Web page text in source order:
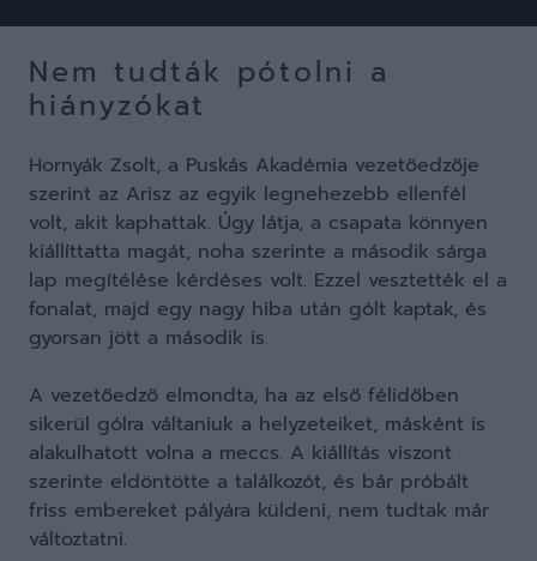
Nem tudták pótolni a
hiányzókat
Hornyák Zsolt, a Puskás Akadémia vezetőedzője
szerint az Arisz az egyik legnehezebb ellenfél
volt, akit kaphattak. Úgy látja, a csapata könnyen
kiállíttatta magát, noha szerinte a második sárga
lap megítélése kérdéses volt. Ezzel vesztették el a
fonalat, majd egy nagy hiba után gólt kaptak, és
gyorsan jött a második is.
A vezetőedző elmondta, ha az első félidőben
sikerül gólra váltaniuk a helyzeteiket, másként is
alakulhatott volna a meccs. A kiállítás viszont
szerinte eldöntötte a találkozót, és bár próbált
friss embereket pályára küldeni, nem tudtak már
változtatni.